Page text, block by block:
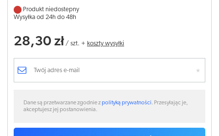
Produkt niedostepny
Wysyłka od 24h do 48h
28,30 zł / szt. + koszty wysyłki
Dane są przetwarzane zgodnie zpolityką prywatności. Przesyłając je,
akceptujesz jej postanowienia.